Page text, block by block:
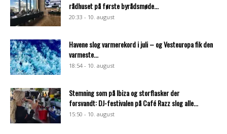
rådhuset på første byrådsmøde...
20:33 - 10. august
Havene slog varmerekord i juli – og Vesteuropa fik den
varmeste...
18:54 - 10. august
Stemning som på Ibiza og storflasker der
forsvandt: DJ-festivalen på Café Razz slog alle...
15:50 - 10. august